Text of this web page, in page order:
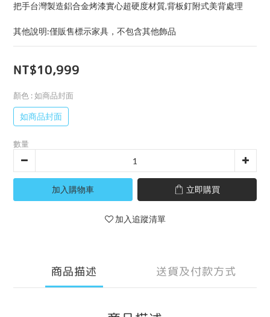
把手台灣製造鋁合金烤漆實心超硬度材質,背板釘附式美背處理
其他說明:僅販售標示家具，不包含其他飾品
NT$10,999
顏色 : 如商品封面
如商品封面
數量
加入購物車 立即購買
加入追蹤清單
商品描述 送貨及付款方式